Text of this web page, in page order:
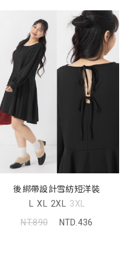
後綁帶設計雪紡短洋裝
L XL 2XL 3XL
NT.890
NTD.436